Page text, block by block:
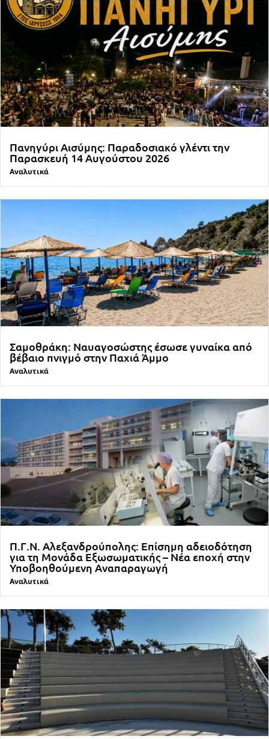
Πανηγύρι Αισύμης: Παραδοσιακό γλέντι την
Παρασκευή 14 Αυγούστου 2026
Αναλυτικά
Σαμοθράκη: Ναυαγοσώστης έσωσε γυναίκα από
βέβαιο πνιγμό στην Παχιά Άμμο
Αναλυτικά
Π.Γ.Ν. Αλεξανδρούπολης: Επίσημη αδειοδότηση
για τη Μονάδα Εξωσωματικής – Νέα εποχή στην
Υποβοηθούμενη Αναπαραγωγή
Αναλυτικά